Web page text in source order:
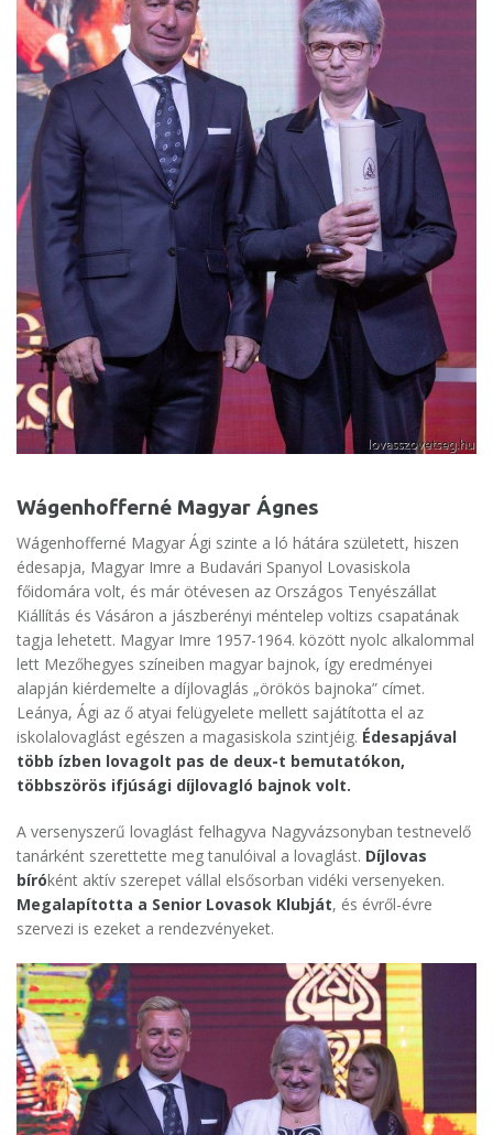
Wágenhofferné Magyar Ágnes
Wágenhofferné Magyar Ági szinte a ló hátára született, hiszen
édesapja, Magyar Imre a Budavári Spanyol Lovasiskola
főidomára volt, és már ötévesen az Országos Tenyészállat
Kiállítás és Vásáron a jászberényi méntelep voltizs csapatának
tagja lehetett. Magyar Imre 1957-1964. között nyolc alkalommal
lett Mezőhegyes színeiben magyar bajnok, így eredményei
alapján kiérdemelte a díjlovaglás „örökös bajnoka” címet.
Leánya, Ági az ő atyai felügyelete mellett sajátította el az
iskolalovaglást egészen a magasiskola szintjéig. Édesapjával
több ízben lovagolt pas de deux-t bemutatókon,
többszörös ifjúsági díjlovagló bajnok volt.
A versenyszerű lovaglást felhagyva Nagyvázsonyban testnevelő
tanárként szerettette meg tanulóival a lovaglást. Díjlovas
bíróként aktív szerepet vállal elsősorban vidéki versenyeken.
Megalapította a Senior Lovasok Klubját, és évről-évre
szervezi is ezeket a rendezvényeket.